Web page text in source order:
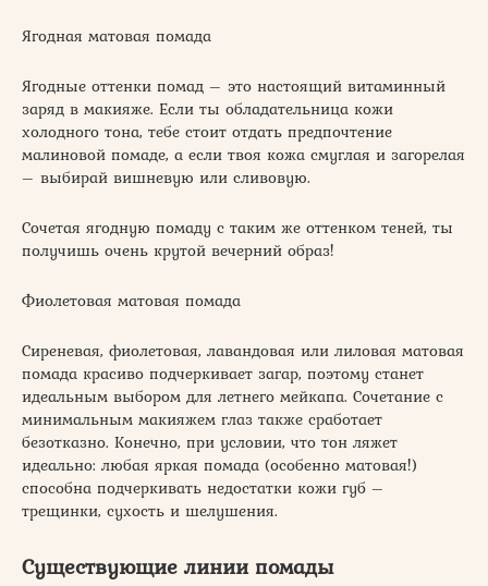
Ягодная матовая помада
Ягодные оттенки помад – это настоящий витаминный
заряд в макияже. Если ты обладательница кожи
холодного тона, тебе стоит отдать предпочтение
малиновой помаде, а если твоя кожа смуглая и загорелая
– выбирай вишневую или сливовую.
Сочетая ягодную помаду с таким же оттенком теней, ты
получишь очень крутой вечерний образ!
Фиолетовая матовая помада
Сиреневая, фиолетовая, лавандовая или лиловая матовая
помада красиво подчеркивает загар, поэтому станет
идеальным выбором для летнего мейкапа. Сочетание с
минимальным макияжем глаз также сработает
безотказно. Конечно, при условии, что тон ляжет
идеально: любая яркая помада (особенно матовая!)
способна подчеркивать недостатки кожи губ –
трещинки, сухость и шелушения.
Существующие линии помады